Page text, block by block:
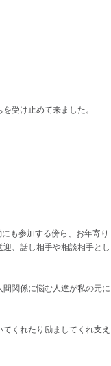
受け止めて来ました。
も参加する傍ら、お年寄り
、話し相手や相談相手とし
関係に悩む人達が私の元に
くれたり励ましてくれ支え